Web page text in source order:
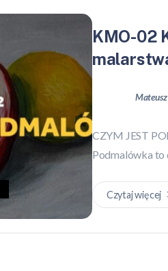
KMO-02
Mateusz
CZYM JEST
Podmalówka to
Czytaj więcej